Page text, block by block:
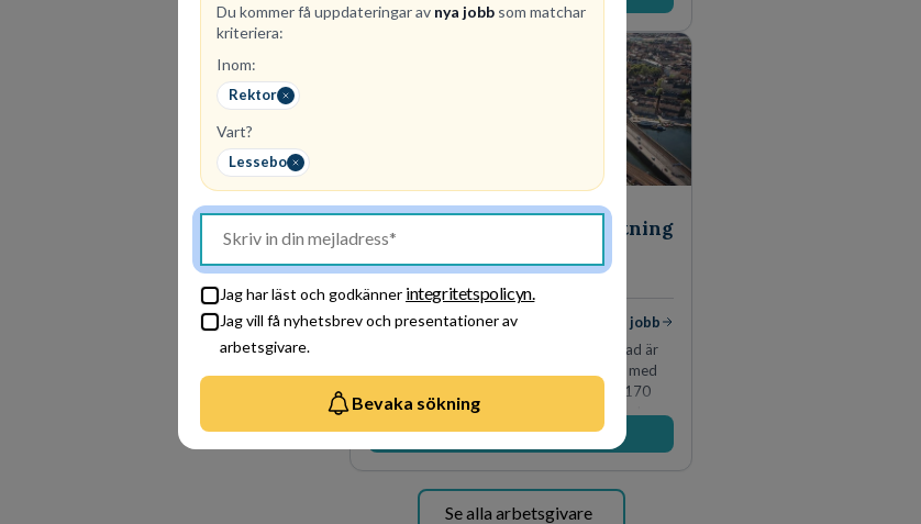
Du kommer få uppdateringar av nya jobb som matchar
kriteriera:
Inom:
Rektor
Vart?
Lessebo
Jag har läst och godkänner integritetspolicyn.
Jag vill få nyhetsbrev och presentationer av
arbetsgivare.
Bevaka sökning
Stockholms stad -
Utbildningsförvaltning
KOMMUN
74lediga jobb
Visa jobb
Utbildningsförvaltningen i Stockholms stad är
Sveriges största kommunala förvaltning, med
närmare 16 000 medarbetare och cirka 170
kommunala grundskolor och gymnasieskolor
Besök profil
Se alla arbetsgivare